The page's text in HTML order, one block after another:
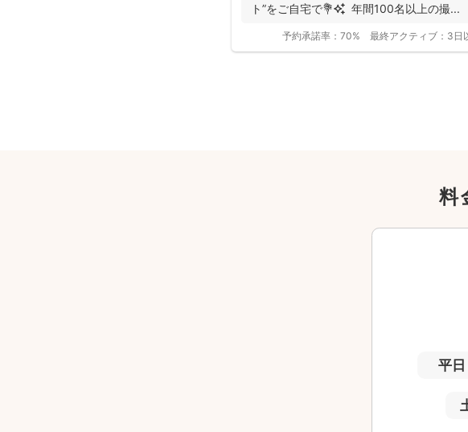
ト”をご自宅で💐✨ 年間100名以上の撮...
予約承諾率： 70% 最終アクティブ： 3日
料
たっぷりもらえる
ニューボーンフォト
準備・片付けなど含
急な体調・天候不良